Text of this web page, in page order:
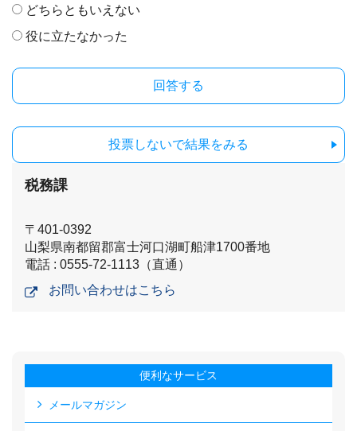
どちらともいえない
役に立たなかった
投票しないで結果をみる
税務課
〒401-0392
山梨県南都留郡富士河口湖町船津1700番地
電話 : 0555-72-1113（直通）
お問い合わせはこちら
便利なサービス
メールマガジン